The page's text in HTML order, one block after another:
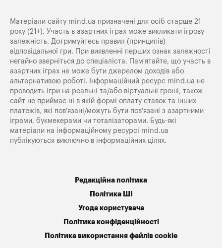
Матеріали сайту mind.ua призначені для осіб старше 21
року (21+). Участь в азартних іграх може викликати ігрову
залежність. Дотримуйтесь правил (принципів)
відповідальної гри. При виявленні перших ознак залежності
негайно зверніться до спеціаліста. Пам'ятайте, що участь в
азартних іграх не може бути джерелом доходів або
альтернативою роботі. Інформаційний ресурс mind.ua не
проводить ігри на реальні та/або віртуальні гроші, також
сайт не приймає ні в якій формі оплату ставок та інших
платежів, які пов’язані/можуть бути пов’язані з азартними
іграми, букмекерами чи тоталізаторами. Будь-які
матеріали на інформаційному ресурсі mind.ua
публікуються виключно в інформаційних цілях.
Редакційна політика
Політика ШІ
Угода користувача
Політика конфіденційності
Політика використання файлів cookie